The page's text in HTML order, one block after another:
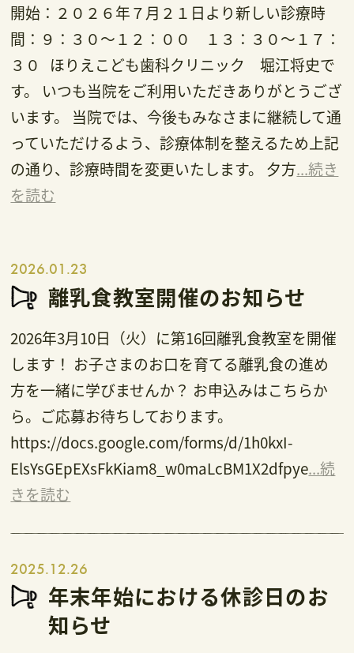
開始：２０２６年７月２１日より新しい診療時
間：９：３０～１２：００ １３：３０～１７：
３０ ほりえこども歯科クリニック 堀江将史で
す。 いつも当院をご利用いただきありがとうござ
います。 当院では、今後もみなさまに継続して通
っていただけるよう、診療体制を整えるため上記
の通り、診療時間を変更いたします。 夕方...続き
を読む
2026.01.23
離乳食教室開催のお知らせ
2026年3月10日（火）に第16回離乳食教室を開催
します！ お子さまのお口を育てる離乳食の進め
方を一緒に学びませんか？ お申込みはこちらか
ら。ご応募お待ちしております。
https://docs.google.com/forms/d/1h0kxI-
ElsYsGEpEXsFkKiam8_w0maLcBM1X2dfpye...続
きを読む
2025.12.26
年末年始における休診日のお
知らせ